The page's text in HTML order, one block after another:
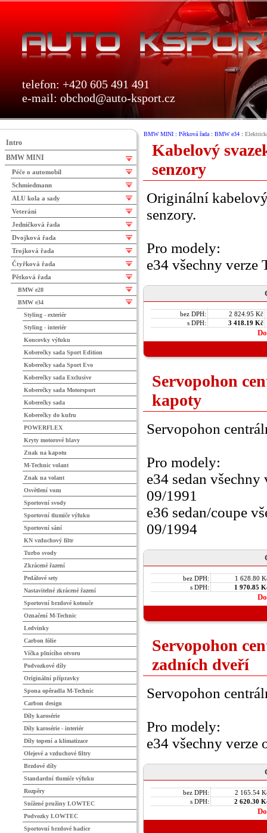
telefon: +420 605 491 491
e-mail: obchod@auto-ksport.cz
BMW MINI : Pětková řada : BMW e34 :
Kabelový
senzory
Originální
senzory.
Pro modely:
e34 všechny
bez DPH:
2 824.95 Kč
s DPH:
3 418.19 Kč
Servopohon
kapoty
Servopohon
Pro modely:
e34 sedan
09/1991
e36 sedan/coupe
09/1994
bez DPH:
1 628.80
s DPH:
1 970.85
Servopohon
zadních dveří
Servopohon
Pro modely:
e34 všechny
bez DPH:
2 165.54
s DPH:
2 620.30
Intro
BMW MINI
Péče o automobil
Schmiedmann
ALU kola a sady
Veteráni
Jedničková řada
Dvojková řada
Trojková řada
Čtyřková řada
Pětková řada
BMW e28
BMW e34
Styling - exteriér
Styling - interiér
Koncovky výfuku
Koberečky sada Sport Edition
Koberečky sada Sport Evo
Koberečky sada Exclusive
Koberečky sada Motorsport
Koberečky sada
Koberečky do kufru
POWERFLEX
Kryty motorové hlavy
Znak na kapotu
M-Technic volant
Znak na volant
Osvětlení vozu
Sportovní svody
Sportovní tlumiče výfuku
Sportovní sání
KN vzduchový filtr
Turbo svody
Zkrácené řazení
Pedálové sety
Nastavitelné zkrácené řazení
Sportovní brzdové kotouče
Označení M-Technic
Ledvinky
Carbon fólie
Víčka plnícího otvoru
Podvozkové díly
Originální přípravky
Spona opěradla M-Technic
Carbon design
Díly karosérie
Díly karosérie - interiér
Díly topení a klimatizace
Olejové a vzduchové filtry
Brzdové díly
Standardní tlumiče výfuku
Rozpěry
Snížené pružiny LOWTEC
Podvozky LOWTEC
Sportovní brzdové hadice